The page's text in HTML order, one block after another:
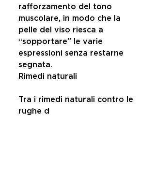
rafforzamento del tono
muscolare, in modo che la
pelle del viso riesca a
“sopportare” le varie
espressioni senza restarne
segnata.
Rimedi naturali
Tra i rimedi naturali contro le
rughe d